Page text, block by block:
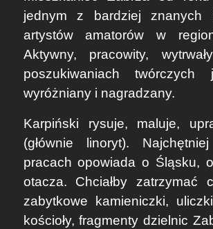
jednym z bardziej znanych
artystów amatorów w
Aktywny, pracowity,
poszukiwaniach twórczych
wyróżniany i nagradzany.
Karpiński rysuje, maluje,
(głównie linoryt).
pracach opowiada o Śląsku,
otacza. Chciałby zatrzymać
zabytkowe kamieniczki,
kościoły, fragmenty dzielnic